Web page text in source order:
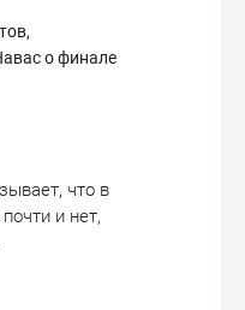
о финале
что в
и нет,